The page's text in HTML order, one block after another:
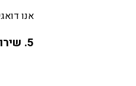
אנו
5. שירות אישי 24/7: למה אכפת לנו שתקבלו יותר?